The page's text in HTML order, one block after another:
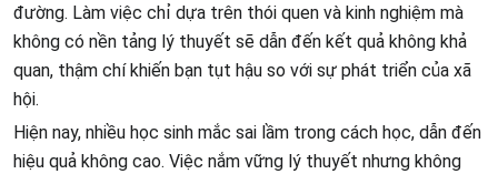
đường. Làm việc chỉ dựa trên thói quen và kinh nghiệm mà
không có nền tảng lý thuyết sẽ dẫn đến kết quả không khả
quan, thậm chí khiến bạn tụt hậu so với sự phát triển của xã
hội.
Hiện nay, nhiều học sinh mắc sai lầm trong cách học, dẫn đến
hiệu quả không cao. Việc nắm vững lý thuyết nhưng không